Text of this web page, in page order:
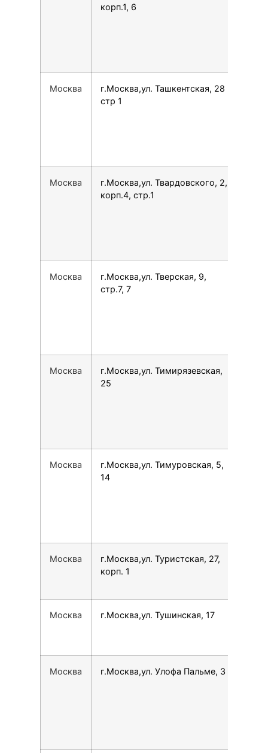
корп.1, 6
Москва
г.Москва,ул. Ташкентская, 28
стр 1
Москва
г.Москва,ул. Твардовского, 2,
корп.4, стр.1
Москва
г.Москва,ул. Тверская, 9,
стр.7, 7
Москва
г.Москва,ул. Тимирязевская,
25
Москва
г.Москва,ул. Тимуровская, 5,
14
Москва
г.Москва,ул. Туристская, 27,
корп. 1
Москва г.Москва,ул. Тушинская, 17
Москва г.Москва,ул. Улофа Пальме, 3